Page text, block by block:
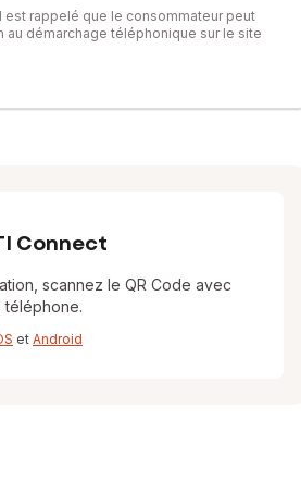
est rappelé que le consommateur peut
au démarchage téléphonique sur le site
Connect
scannez le QR Code avec
et Android